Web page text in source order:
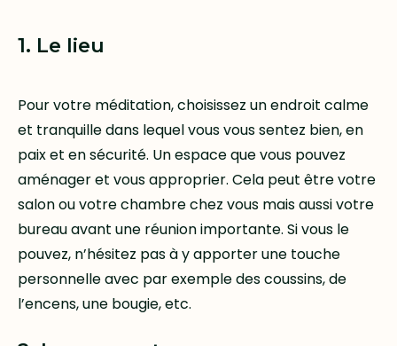
1. Le lieu
Pour votre méditation, choisissez un endroit calme
et tranquille dans lequel vous vous sentez bien, en
paix et en sécurité. Un espace que vous pouvez
aménager et vous approprier. Cela peut être votre
salon ou votre chambre chez vous mais aussi votre
bureau avant une réunion importante. Si vous le
pouvez, n’hésitez pas à y apporter une touche
personnelle avec par exemple des coussins, de
l’encens, une bougie, etc.